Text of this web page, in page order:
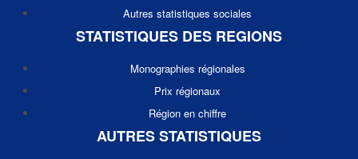
Autres statistiques sociales
STATISTIQUES DES REGIONS
Monographies régionales
Prix régionaux
Région en chiffre
AUTRES STATISTIQUES